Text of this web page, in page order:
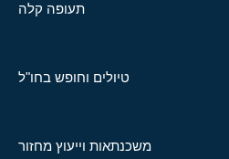
תעופה קלה
טיולים וחופש בחו"ל
משכנתאות וייעוץ מחזור